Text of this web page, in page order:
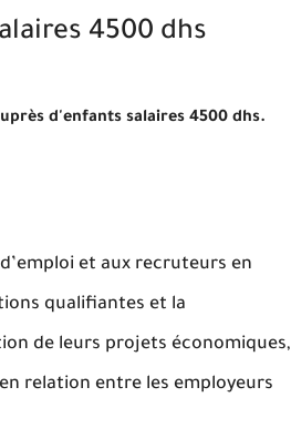
4500 dhs
d'enfants salaires 4500 dhs.
et aux recruteurs en
qualifiantes et la
de leurs projets économiques,
relation entre les employeurs